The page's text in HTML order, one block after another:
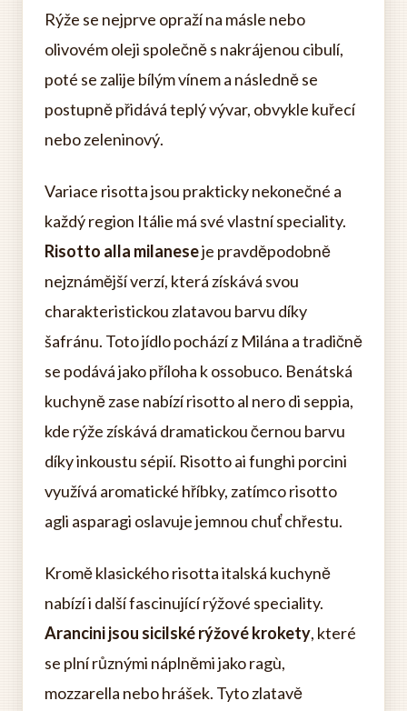
Rýže se nejprve opraží na másle nebo
olivovém oleji společně s nakrájenou cibulí,
poté se zalije bílým vínem a následně se
postupně přidává teplý vývar, obvykle kuřecí
nebo zeleninový.
Variace risotta jsou prakticky nekonečné a
každý region Itálie má své vlastní speciality.
Risotto alla milaneseje pravděpodobně
nejznámější verzí, která získává svou
charakteristickou zlatavou barvu díky
šafránu. Toto jídlo pochází z Milána a tradičně
se podává jako příloha k ossobuco. Benátská
kuchyně zase nabízí risotto al nero di seppia,
kde rýže získává dramatickou černou barvu
díky inkoustu sépií. Risotto ai funghi porcini
využívá aromatické hříbky, zatímco risotto
agli asparagi oslavuje jemnou chuť chřestu.
Kromě klasického risotta italská kuchyně
nabízí i další fascinující rýžové speciality.
Arancini jsou sicilské rýžové krokety, které
se plní různými náplněmi jako ragù,
mozzarella nebo hrášek. Tyto zlatavě